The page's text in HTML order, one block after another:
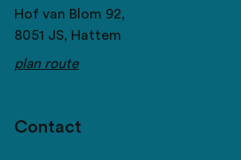
Hof van Blom 92,
8051 JS, Hattem
plan route
Contact